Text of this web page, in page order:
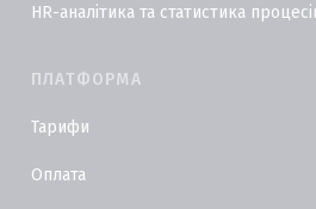
HR-аналітика та статистика
ПЛАТФОРМА
Тарифи
Оплата